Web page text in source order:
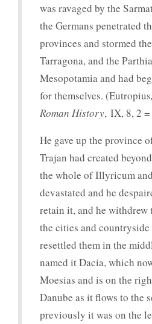
was ravaged by the
the Germans penetrated
provinces and stormed
Tarragona, and the
Mesopotamia and had
for themselves. (Eutropius
Roman History, IX, 8, 2 =
He gave up the province
Trajan had created
the whole of Illyricum
devastated and he
retain it, and he withdrew
the cities and
resettled them in the
named it Dacia, which
Moesias and is on the
Danube as it flows to the
previously it was on the